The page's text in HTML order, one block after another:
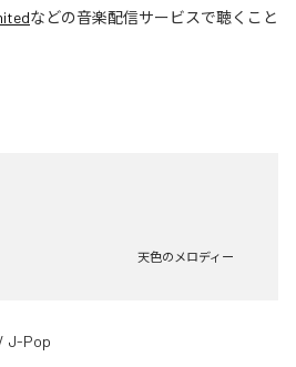
などの音楽配信サービスで聴くこと
天色のメロディー
/ J-Pop